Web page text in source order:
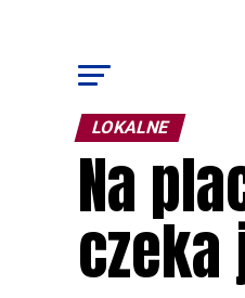
LOKALNE
Na
czeka